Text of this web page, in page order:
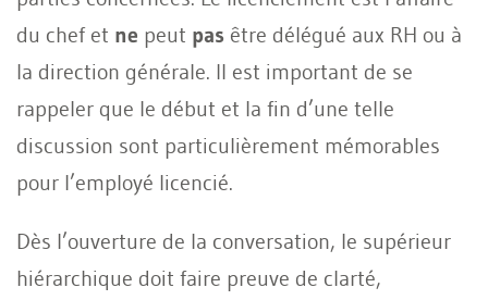
du chef et ne peut pas être délégué aux RH ou à
la direction générale. Il est important de se
rappeler que le début et la fin d’une telle
discussion sont particulièrement mémorables
pour l’employé licencié.
Dès l’ouverture de la conversation, le supérieur
hiérarchique doit faire preuve de clarté,